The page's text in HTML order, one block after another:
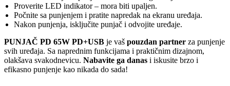
Proverite LED indikator – mora biti upaljen.
Počnite sa punjenjem i pratite napredak na ekranu uređaja.
Nakon punjenja, isključite punjač i odvojite uređaje.
PUNJAČ PD 65W PD+USB je vaš pouzdan partner za punjenje
svih uređaja. Sa naprednim funkcijama i praktičnim dizajnom,
olakšava svakodnevicu. Nabavite ga danas i iskusite brzo i
efikasno punjenje kao nikada do sada!